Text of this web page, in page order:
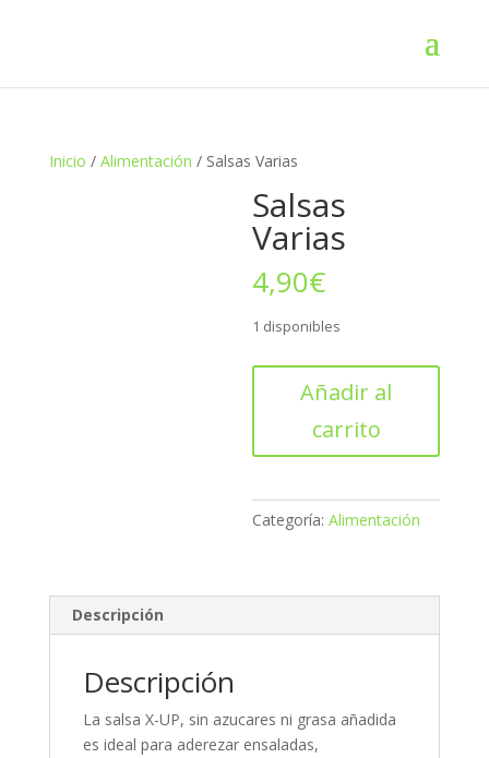
Inicio / Alimentación / Salsas Varias
Salsas
Varias
4,90€
1 disponibles
Añadir al
carrito
Categoría:Alimentación
Descripción
Descripción
La salsa X-UP, sin azucares ni grasa añadida
es ideal para aderezar ensaladas,